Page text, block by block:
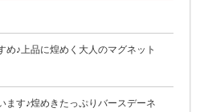
め♪上品に煌めく大人のマグネット
ます♪煌めきたっぷりバースデーネ